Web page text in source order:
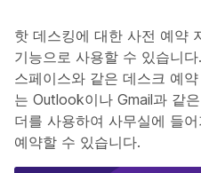
핫 데스킹에 대한 사전 예약
기능으로 사용할 수 있습니
스페이스와 같은 데스크 예
는 Outlook이나 Gmail과 같
더를 사용하여 사무실에 들
예약할 수 있습니다.